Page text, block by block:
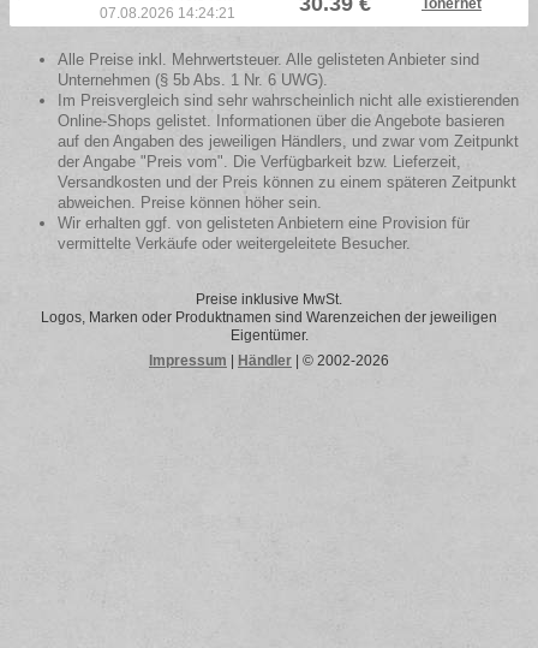
07.08.2026 14:24:21
Tonernet
Alle Preise inkl. Mehrwertsteuer. Alle gelisteten Anbieter sind
Unternehmen (§ 5b Abs. 1 Nr. 6 UWG).
Im Preisvergleich sind sehr wahrscheinlich nicht alle existierenden
Online-Shops gelistet. Informationen über die Angebote basieren
auf den Angaben des jeweiligen Händlers, und zwar vom Zeitpunkt
der Angabe "Preis vom". Die Verfügbarkeit bzw. Lieferzeit,
Versandkosten und der Preis können zu einem späteren Zeitpunkt
abweichen. Preise können höher sein.
Wir erhalten ggf. von gelisteten Anbietern eine Provision für
vermittelte Verkäufe oder weitergeleitete Besucher.
Preise inklusive MwSt.
Logos, Marken oder Produktnamen sind Warenzeichen der jeweiligen
Eigentümer.
Impressum
Händler | © 2002-2026